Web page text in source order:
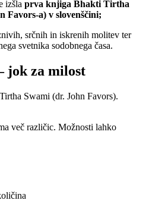
izšla prva knjiga Bhakti Tirtha
Favors-a) v slovenščini;
srčnih in iskrenih molitev ter
svetnika sodobnega časa.
jok za milost
Swami (dr. John Favors).
več različic. Možnosti lahko